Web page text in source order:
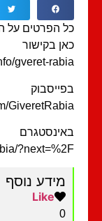
כל הפרטים על
כאן בקישור
gveret-rabia/
בפייסבוק
GiveretRabia
באינסטגרם
?next=%2F
מידע נוסף
Like
0